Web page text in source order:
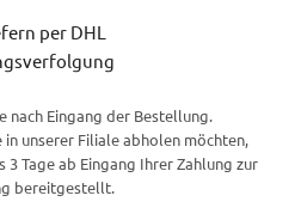
per DHL
nach Eingang der Bestellung.
in unserer Filiale abholen möchten,
Tage ab Eingang Ihrer Zahlung zur
bereitgestellt.